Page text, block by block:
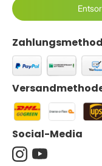
Social-Media